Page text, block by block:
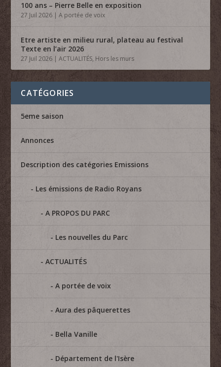
100 ans – Pierre Belle en exposition
27 Juil 2026 |A portée de voix
Etre artiste en milieu rural, plateau au festival
Texte en l’air 2026
27 Juil 2026 |ACTUALITÉS, Hors les murs
CATÉGORIES
5eme saison
Annonces
Description des catégories Emissions
Les émissions de Radio Royans
A PROPOS DU PARC
Les nouvelles du Parc
ACTUALITÉS
A portée de voix
Aura des pâquerettes
Bella Vanille
Département de l'Isère